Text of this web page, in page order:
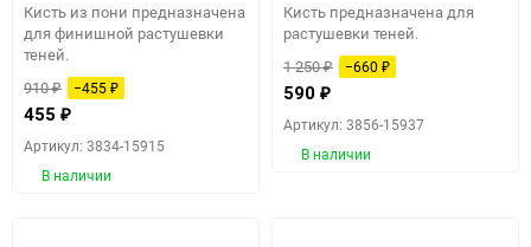
Кисть из пони предназначена
для финишной растушевки
теней.
910₽ −455 ₽
455 ₽
Артикул: 3834-15915
В наличии
Кисть предназначена для
растушевки теней.
1 250₽ −660 ₽
590 ₽
Артикул: 3856-15937
В наличии